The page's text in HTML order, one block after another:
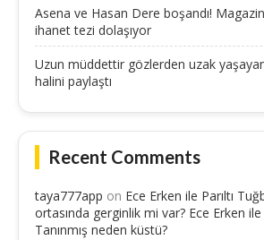
Asena ve Hasan Dere boşandı!
ihanet tezi dolaşıyor
Uzun müddettir gözlerden uzak
halini paylaştı
Recent Comments
taya777app on Ece Erken ile Parıltı
ortasında gerginlik mi var? Ece Erken ile
Tanınmış neden küstü?